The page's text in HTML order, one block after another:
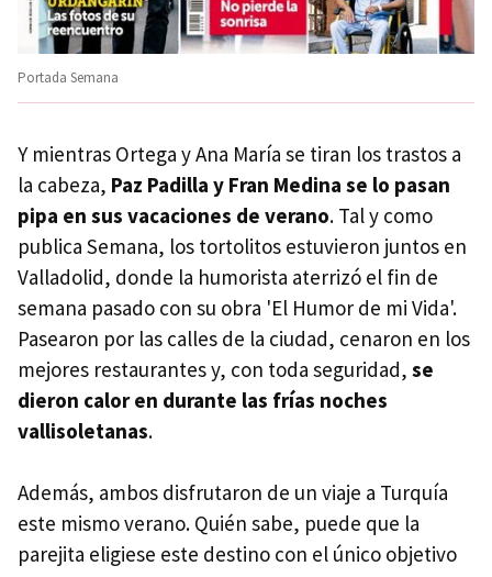
Portada Semana
Y mientras Ortega y Ana María se tiran los trastos a
la cabeza, Paz Padilla y Fran Medina se lo pasan
pipa en sus vacaciones de verano. Tal y como
publica Semana, los tortolitos estuvieron juntos en
Valladolid, donde la humorista aterrizó el fin de
semana pasado con su obra 'El Humor de mi Vida'.
Pasearon por las calles de la ciudad, cenaron en los
mejores restaurantes y, con toda seguridad, se
dieron calor en durante las frías noches
vallisoletanas.
Además, ambos disfrutaron de un viaje a Turquía
este mismo verano. Quién sabe, puede que la
parejita eligiese este destino con el único objetivo